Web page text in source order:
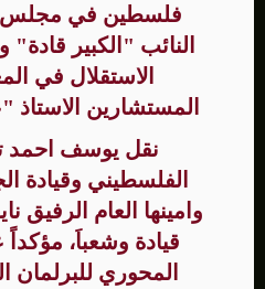
فلسطين في مجلس
النائب "الكبير
الاستقلال في
المستشارين الاستاذ
نقل يوسف احمد
الفلسطيني وقيادة
وامينها العام الرفيق
قيادة وشعباَ، مؤكداً
المحوري للبرلمان